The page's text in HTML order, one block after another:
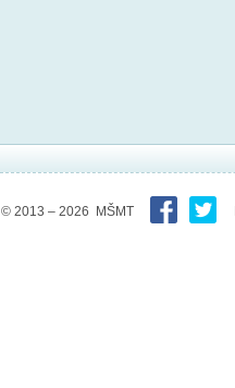
© 2013 – 2026 MŠMT